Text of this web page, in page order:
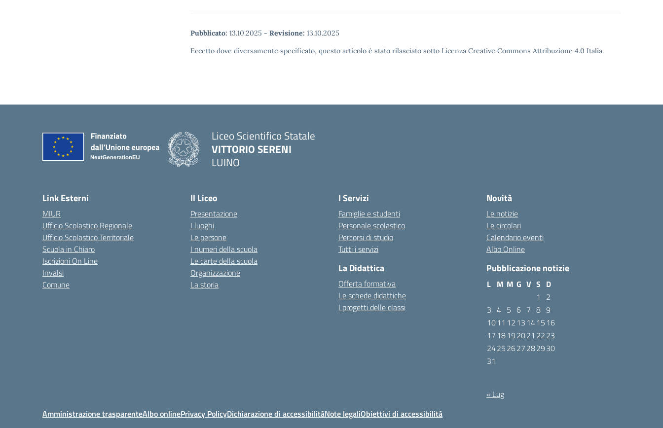
Pubblicato: 13.10.2025 - Revisione: 13.10.2025
Eccetto dove diversamente specificato, questo articolo è stato rilasciato sotto Licenza Creative Commons Attribuzione 4.0 Italia.
Liceo Scientifico Statale
VITTORIO SERENI
LUINO
Link Esterni
MIUR
Ufficio Scolastico Regionale
Ufficio Scolastico Territoriale
Scuola in Chiaro
Iscrizioni On Line
Invalsi
Comune
Il Liceo
Presentazione
I luoghi
Le persone
I numeri della scuola
Le carte della scuola
Organizzazione
La storia
I Servizi
Famiglie e studenti
Personale scolastico
Percorsi di studio
Tutti i servizi
La Didattica
Offerta formativa
Le schede didattiche
I progetti delle classi
Novità
Le notizie
Le circolari
Calendario eventi
Albo Online
Pubblicazione notizie
L M M G V S D
1
2
3 4 5 6 7 8 9
1011 12 13 1415 16
17 18192021 2223
24252627282930
31
« Lug
Amministrazione trasparenteAlbo onlinePrivacy PolicyDichiarazione di accessibilitàNote legaliObiettivi di accessibilità